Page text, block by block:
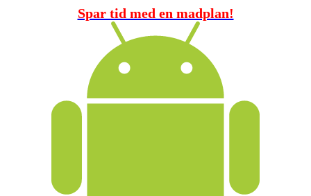
Spar tid med en madplan!